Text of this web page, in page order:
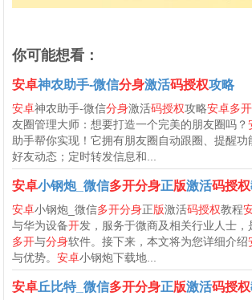
你可能想看：
安卓神农助手-微信分身激活码授权攻略
安卓神农助手-微信分身激活码授权攻略安卓多
友圈管理大师：想要打造一个完美的朋友圈吗？
助手帮你实现！它拥有朋友圈自动跟圈、提醒功
好友动态；定时转发信息和...
安卓小钢炮_微信多开分身正版激活码授权
安卓小钢炮_微信多开分身正版激活码授权教程
与华为设备开发，服务于微商及相关行业人士
多开与分身软件。接下来，本文将为您详细介绍
与优势。安卓小钢炮下载地...
安卓丘比特_微信多开分身正版激活码授权